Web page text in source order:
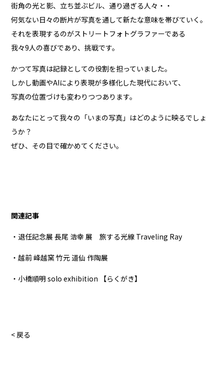
街角の光と影、立ち並ぶビル、通り過ぎる人々・・
何気ない日々の断片が写真を通して新たな意味を帯びていく。
それを表現するのがストリートフォトグラファーである
我々9人の喜びであり、挑戦です。
かつて写真は記録としての役割を担っていました。
しかし動画やAIにより表現が多様化した現代において、
写真の位置づけも変わりつつあります。
あなたにとって我々の「いまの写真」はどのように映るでしょ
うか？
ぜひ、その目で確かめてください。
関連記事
・退任記念展 長尾 浩幸 展 旅する光線 Traveling Ray
・越前 峰越窯 竹元 道仙 作陶展
・小橋順明 solo exhibition 【らくがき】
< 戻る